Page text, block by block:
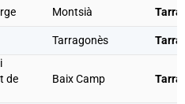
Montsià
Tarragonès
de
Baix Camp